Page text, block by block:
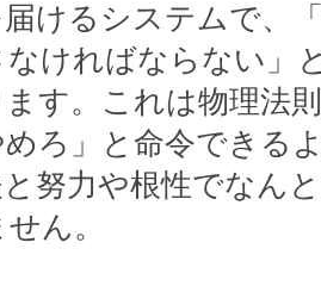
けるシステムで、
ければならない」
す。これは物理法
ろ」と命令できる
と努力や根性でなん
ん。